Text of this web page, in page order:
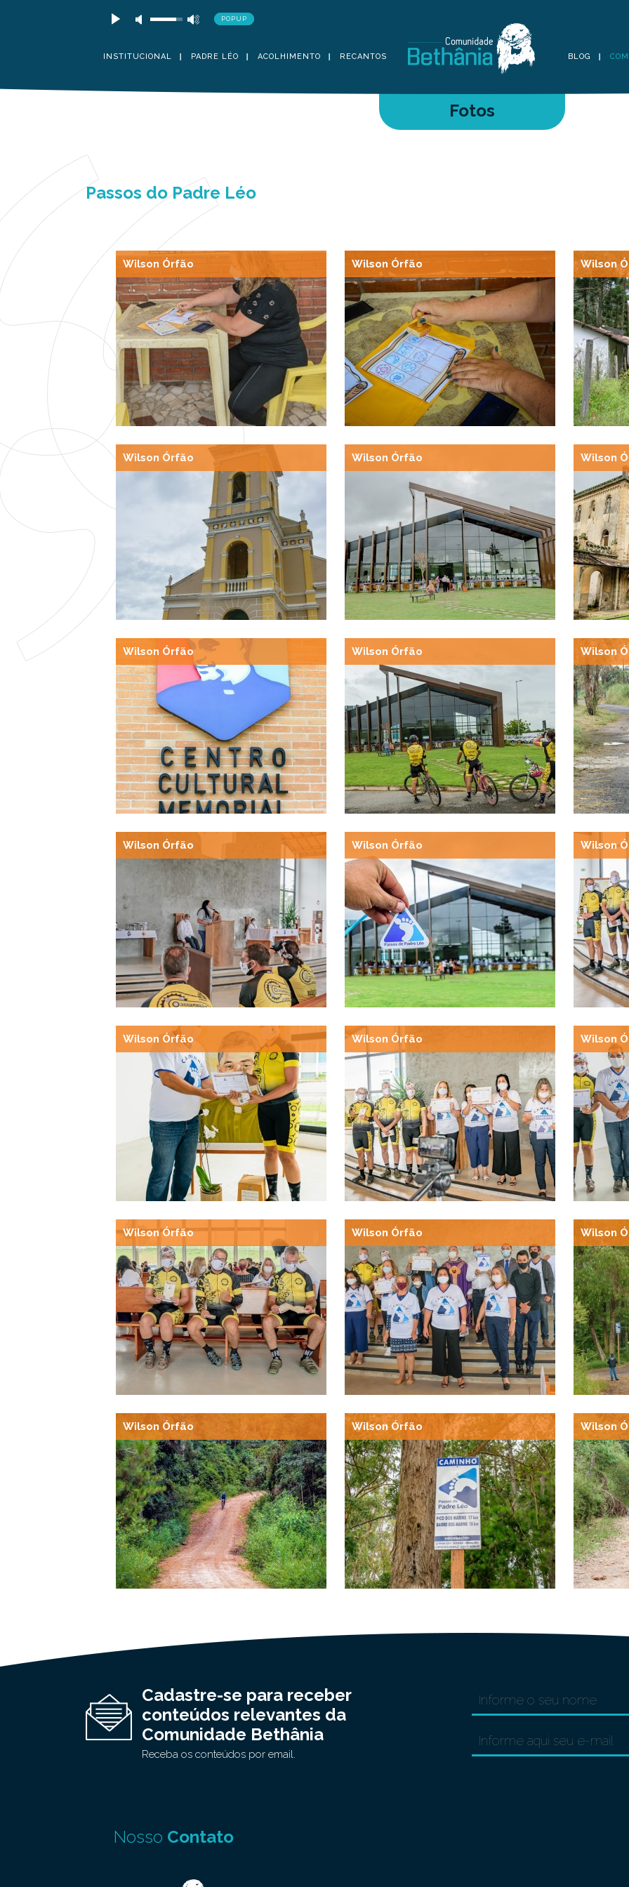
POPUP
INSTITUCIONAL PADRE LÉO ACOLHIMENTO RECANTOS BLOG
Fotos
Passos do Padre Léo
Wilson Órfão Wilson Órfão Wilson
Wilson Órfão Wilson Órfão Wilson
Wilson Órfão Wilson Órfão Wilson
Wilson Órfão Wilson Órfão Wilson
Wilson Órfão Wilson Órfão Wilson
Wilson Órfão Wilson Órfão Wilson
Wilson Órfão Wilson Órfão Wilson
Cadastre-se para receber
conteúdos relevantes da
Comunidade Bethânia
Receba os conteúdos por email.
Nosso Contato